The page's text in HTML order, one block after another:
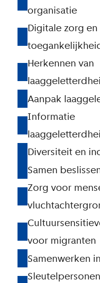
organisatie
Digitale zorg en
Herkennen van
Aanpak
Informatie
Diversiteit en
Samen
Zorg voor
voor migranten
Samenwerken